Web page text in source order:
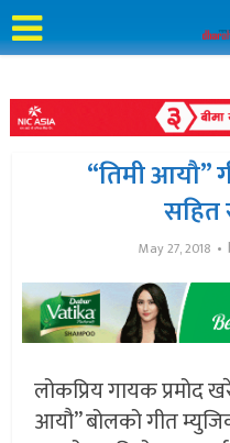
“तिमी आयौ”
सहित
May 27, 2018
लोकप्रिय गायक प्रमोद
आयौ” बोलको गीत